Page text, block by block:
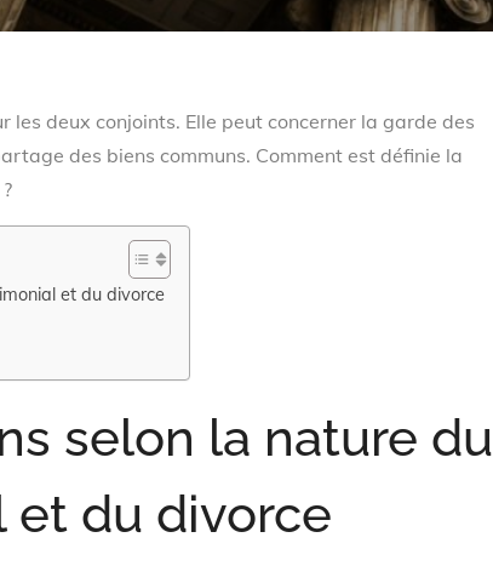
deux conjoints. Elle peut concerner la garde des
des biens communs. Comment est définie la
et du divorce
selon la nature du
et du divorce